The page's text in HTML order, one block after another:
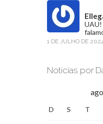
UAU!
1 DE JULHO DE
Notícias por
D S T